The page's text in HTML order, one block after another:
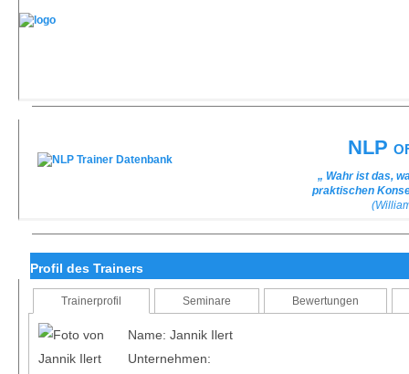
NLP
„ Wahr ist das,
praktischen
Profil des Trainers
Trainerprofil Seminare Bewertungen
Name: Jannik Ilert
Unternehmen: